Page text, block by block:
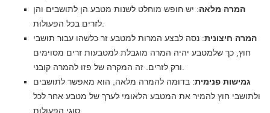
המרה מלאה: יש חופש מוחלט לשנות מטבע הן לתושבים והן
המרה חיצונית: נסה לבצע המרות למטבע זר כלשהו עבור תושבי
חוץ, כך שלמטבע יהיה המרה מוגבלת למטבעות זרים מסוימים
גמישות פנימית: בדומה להמרה מלאה, הוא מאפשר לתושבים
ולתושבי חוץ להמיר את המטבע הלאומי לערך של מטבע אחר לכל